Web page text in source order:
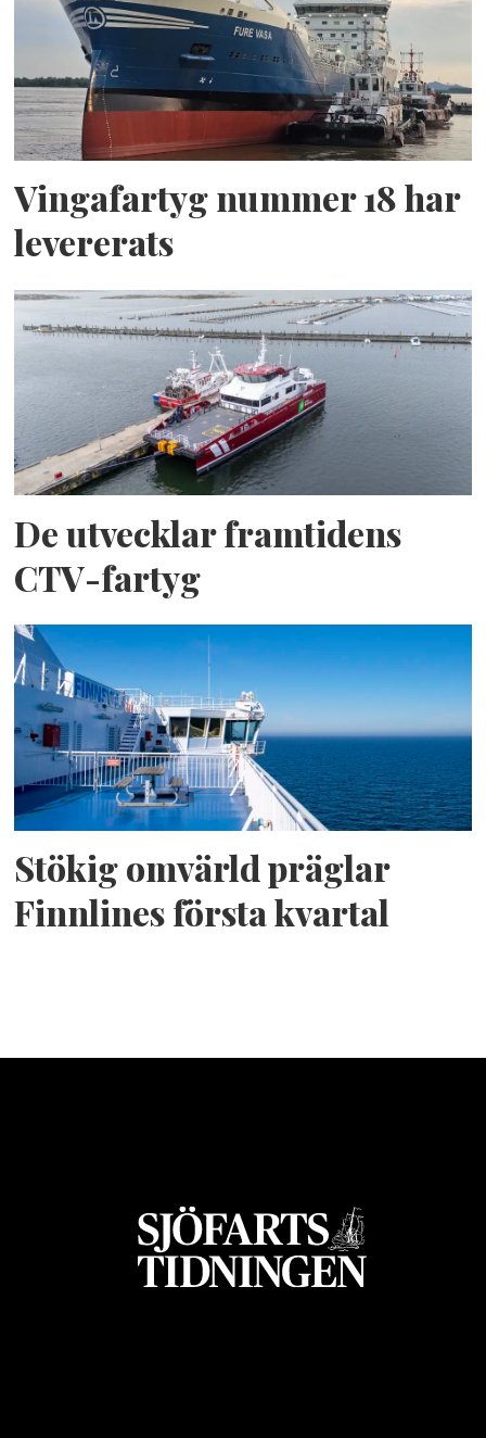
Vingafartyg nummer 18 har
levererats
De utvecklar framtidens
CTV-fartyg
Stökig omvärld präglar
Finnlines första kvartal